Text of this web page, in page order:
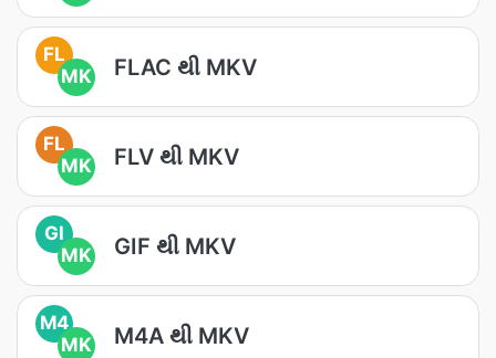
FL
MK
FLAC થી MKV
FL
MK
FLV થી MKV
GI
MK
GIF થી MKV
M4
MK
M4A થી MKV